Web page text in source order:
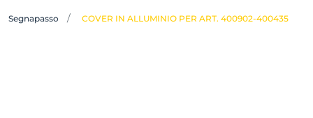
Segnapasso COVER IN ALLUMINIO PER ART. 400902-400435